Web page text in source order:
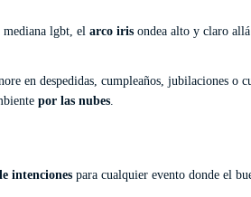
lgbt, el arco iris ondea alto y claro
en despedidas, cumpleaños, jubilaciones o
por las nubes.
intenciones para cualquier evento donde el